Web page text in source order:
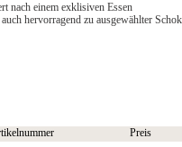
nach einem exklisiven Essen
hervorragend zu ausgewählter
Preis